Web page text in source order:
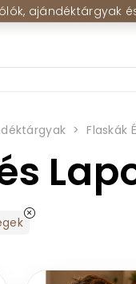
ajándéktárgyak
Flaskák